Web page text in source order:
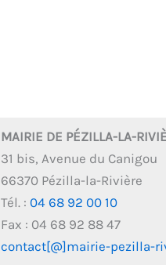
MAIRIE DE PÉZILLA-LA-
31 bis, Avenue du Canigou
66370 Pézilla-la-Rivière
Tél. : 04 68 92 00 10
Fax : 04 68 92 88 47
contact[@]mairie-pezilla-